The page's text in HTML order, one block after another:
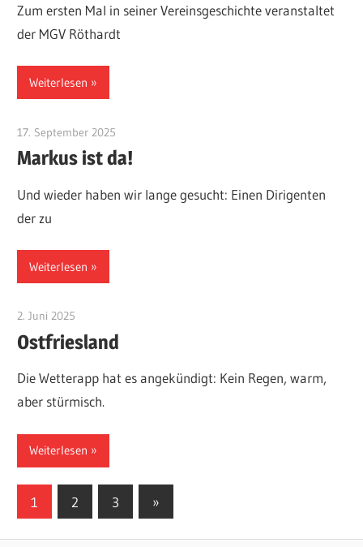
Zum ersten Mal in seiner Vereinsgeschichte veranstaltet
der MGV Röthardt
Weiterlesen
17. September 2025
Markus ist da!
Und wieder haben wir lange gesucht: Einen Dirigenten
der zu
Weiterlesen
2. Juni 2025
Ostfriesland
Die Wetterapp hat es angekündigt: Kein Regen, warm,
aber stürmisch.
Weiterlesen
Seitennummerierung
1 2 3
Nächste
Beiträge
»